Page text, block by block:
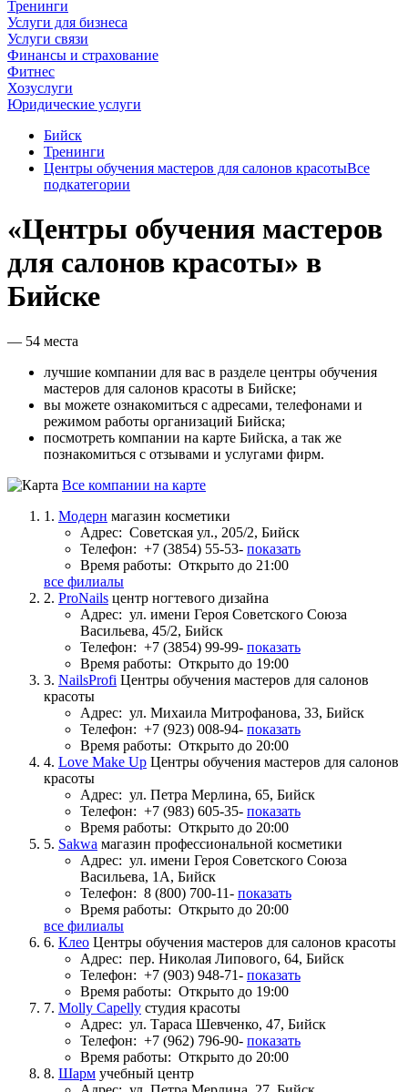
Тренинги
Услуги для бизнеса
Услуги связи
Финансы и страхование
Фитнес
Хозуслуги
Юридические услуги
Бийск
Тренинги
Центры обучения мастеров для салонов красотыВсе
подкатегории
«Центры обучения мастеров
для салонов красоты» в
Бийске
— 54 места
лучшие компании для вас в разделе центры обучения
мастеров для салонов красоты в Бийске;
вы можете ознакомиться с адресами, телефонами и
режимом работы организаций Бийска;
посмотреть компании на карте Бийска, а так же
познакомиться с отзывами и услугами фирм.
Все компании на карте
1. Модерн магазин косметики
Адрес: Советская ул., 205/2, Бийск
Телефон: +7 (3854) 55-53- показать
Время работы: Открыто до 21:00
все филиалы
2. ProNails центр ногтевого дизайна
Адрес: ул. имени Героя Советского Союза
Васильева, 45/2, Бийск
Телефон: +7 (3854) 99-99- показать
Время работы: Открыто до 19:00
3. NailsProfi Центры обучения мастеров для салонов
красоты
Адрес: ул. Михаила Митрофанова, 33, Бийск
Телефон: +7 (923) 008-94- показать
Время работы: Открыто до 20:00
4. Love Make Up Центры обучения мастеров для салонов
красоты
Адрес: ул. Петра Мерлина, 65, Бийск
Телефон: +7 (983) 605-35- показать
Время работы: Открыто до 20:00
5. Sakwa магазин профессиональной косметики
Адрес: ул. имени Героя Советского Союза
Васильева, 1А, Бийск
Телефон: 8 (800) 700-11- показать
Время работы: Открыто до 20:00
все филиалы
6. Клео Центры обучения мастеров для салонов красоты
Адрес: пер. Николая Липового, 64, Бийск
Телефон: +7 (903) 948-71- показать
Время работы: Открыто до 19:00
7. Molly Capelly студия красоты
Адрес: ул. Тараса Шевченко, 47, Бийск
Телефон: +7 (962) 796-90- показать
Время работы: Открыто до 20:00
8. Шарм учебный центр